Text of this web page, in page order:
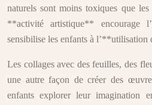
naturels sont moins toxiques que
**activité artistique** encourage
sensibilise les enfants à
Les collages avec des feuilles, des
une autre façon de créer des
enfants explorer leur imagination